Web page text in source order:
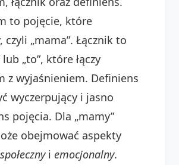
to pojęcie, które
„mama”. Łącznik to
lub „to”, które łączy
z wyjaśnieniem. Definiens
wyczerpujący i jasno
pojęcia. Dla „mamy”
obejmować aspekty
społecznyi emocjonalny.